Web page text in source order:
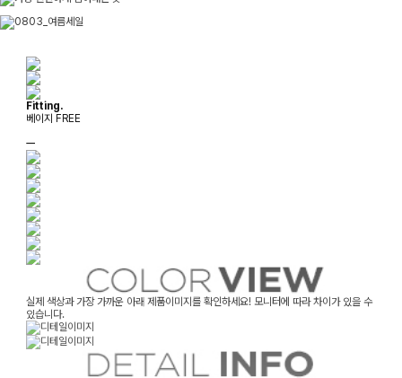
Fitting.
베이지 FREE
ㅡ
실제 색상과 가장 가까운 아래 제품이미지를 확인하세요! 모니터에 따라 차이가 있을 수
있습니다.